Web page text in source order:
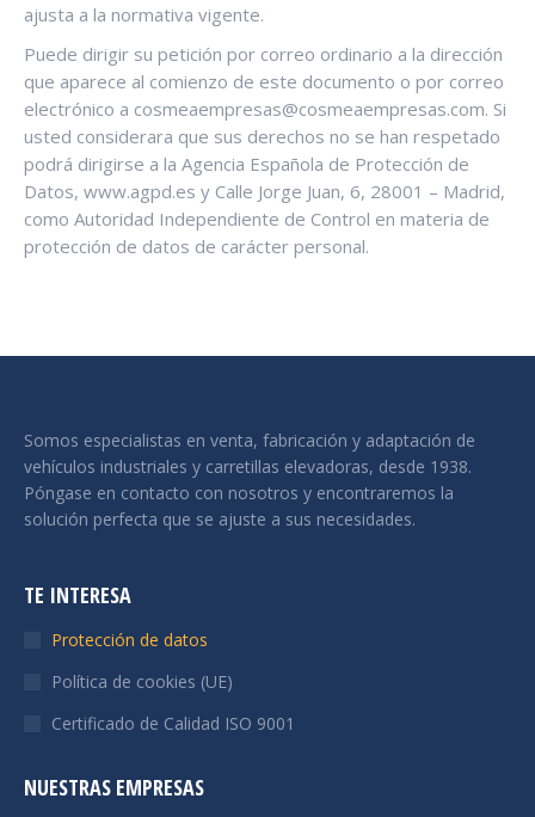
ajusta a la normativa vigente.
Puede dirigir su petición por correo ordinario a la dirección
que aparece al comienzo de este documento o por correo
electrónico a cosmeaempresas@cosmeaempresas.com. Si
usted considerara que sus derechos no se han respetado
podrá dirigirse a la Agencia Española de Protección de
Datos, www.agpd.es y Calle Jorge Juan, 6, 28001 – Madrid,
como Autoridad Independiente de Control en materia de
protección de datos de carácter personal.
Somos especialistas en venta, fabricación y adaptación de
vehículos industriales y carretillas elevadoras, desde 1938.
Póngase en contacto con nosotros y encontraremos la
solución perfecta que se ajuste a sus necesidades.
TE INTERESA
Protección de datos
Política de cookies (UE)
Certificado de Calidad ISO 9001
NUESTRAS EMPRESAS